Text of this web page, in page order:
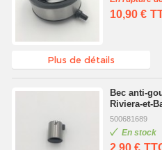
10,90 €
Plus de détails
Bec anti-
Riviera-et-
500681689
En stock